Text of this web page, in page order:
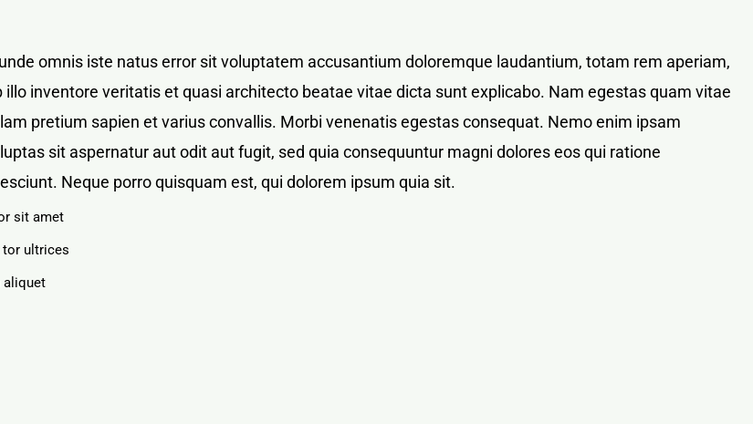
omnis iste natus error sit voluptatem accusantium doloremque laudantium, totam rem aperiam,
illo inventore veritatis et quasi architecto beatae vitae dicta sunt explicabo. Nam egestas quam vitae
pretium sapien et varius convallis. Morbi venenatis egestas consequat. Nemo enim ipsam
sit aspernatur aut odit aut fugit, sed quia consequuntur magni dolores eos qui ratione
Neque porro quisquam est, qui dolorem ipsum quia sit.
sit amet
tor ultrices
aliquet